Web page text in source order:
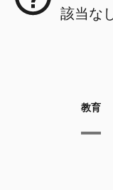
該当な
教育